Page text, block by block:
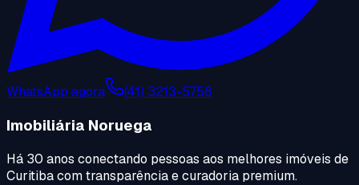
WhatsApp agora (41) 3213-5758
Imobiliária Noruega
Há 30 anos conectando pessoas aos melhores imóveis de
Curitiba com transparência e curadoria premium.